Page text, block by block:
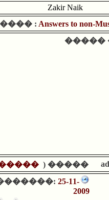
Zakir Naik
: Answers to non-
�����
����� (
25-11-
2009